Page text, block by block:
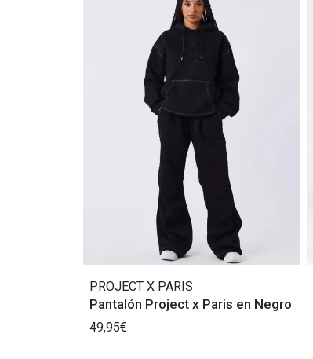
PROJECT X PARIS
Pantalón Project x Paris en Negro
49,95€